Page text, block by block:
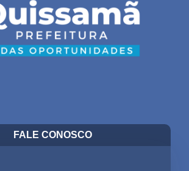
FALE CONOSCO